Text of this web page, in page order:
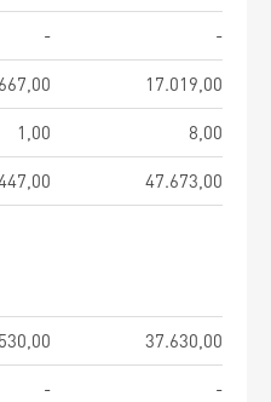
-
-
17.019,00
1,00
8,00
47.673,00
37.630,00
-
-